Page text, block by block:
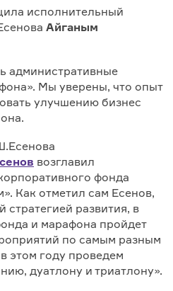
исполнительный
Айганым
административные
Мы уверены, что опыт
улучшению бизнес
возглавил
фонда
Как отметил сам Есенов,
стратегией развития, в
и марафона пройдет
по самым разным
этом году проведем
дуатлону и триатлону».